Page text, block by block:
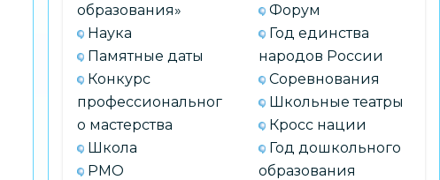
образования»
Наука
Памятные даты
Конкурс
профессиональног
о мастерства
Школа
РМО
Форум
Год единства
народов России
Соревнования
Школьные театры
Кросс нации
Год дошкольного
образования